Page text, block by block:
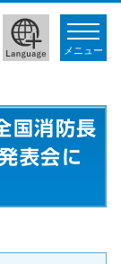
toggle
メニュー
国消防長
表会に